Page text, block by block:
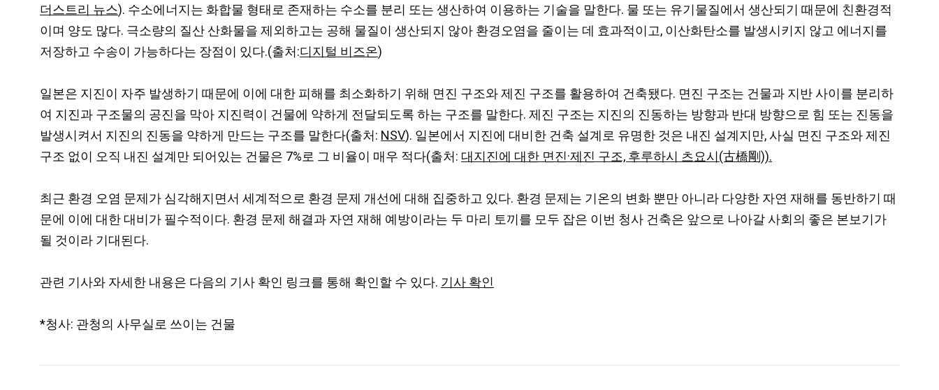
더스트리 뉴스). 수소에너지는 화합물 형태로 존재하는 수소를 분리 또는 생산하여 이용하는 기술을 말한다. 물 또는 유기물질에서 생산되기 때문에 친환경적
이며 양도 많다. 극소량의 질산 산화물을 제외하고는 공해 물질이 생산되지 않아 환경오염을 줄이는 데 효과적이고, 이산화탄소를 발생시키지 않고 에너지를
저장하고 수송이 가능하다는 장점이 있다.(출처:디지털 비즈온)
일본은 지진이 자주 발생하기 때문에 이에 대한 피해를 최소화하기 위해 면진 구조와 제진 구조를 활용하여 건축됐다. 면진 구조는 건물과 지반 사이를 분리하
여 지진과 구조물의 공진을 막아 지진력이 건물에 약하게 전달되도록 하는 구조를 말한다. 제진 구조는 지진의 진동하는 방향과 반대 방향으로 힘 또는 진동을
발생시켜서 지진의 진동을 약하게 만드는 구조를 말한다(출처: NSV). 일본에서 지진에 대비한 건축 설계로 유명한 것은 내진 설계지만, 사실 면진 구조와 제진
구조 없이 오직 내진 설계만 되어있는 건물은 7%로 그 비율이 매우 적다(출처: 대지진에 대한 면진·제진 구조, 후루하시 츠요시(古橋剛)).
최근 환경 오염 문제가 심각해지면서 세계적으로 환경 문제 개선에 대해 집중하고 있다. 환경 문제는 기온의 변화 뿐만 아니라 다양한 자연 재해를 동반하기 때
문에 이에 대한 대비가 필수적이다. 환경 문제 해결과 자연 재해 예방이라는 두 마리 토끼를 모두 잡은 이번 청사 건축은 앞으로 나아갈 사회의 좋은 본보기가
될 것이라 기대된다.
관련 기사와 자세한 내용은 다음의 기사 확인 링크를 통해 확인할 수 있다. 기사 확인
*청사: 관청의 사무실로 쓰이는 건물